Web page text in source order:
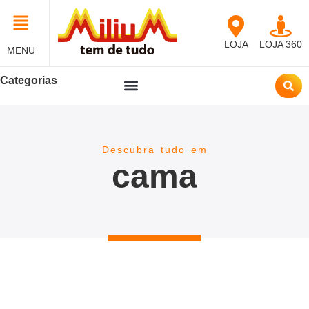
MENU
LOJA LOJA 360
Categorias
Descubra tudo em
cama